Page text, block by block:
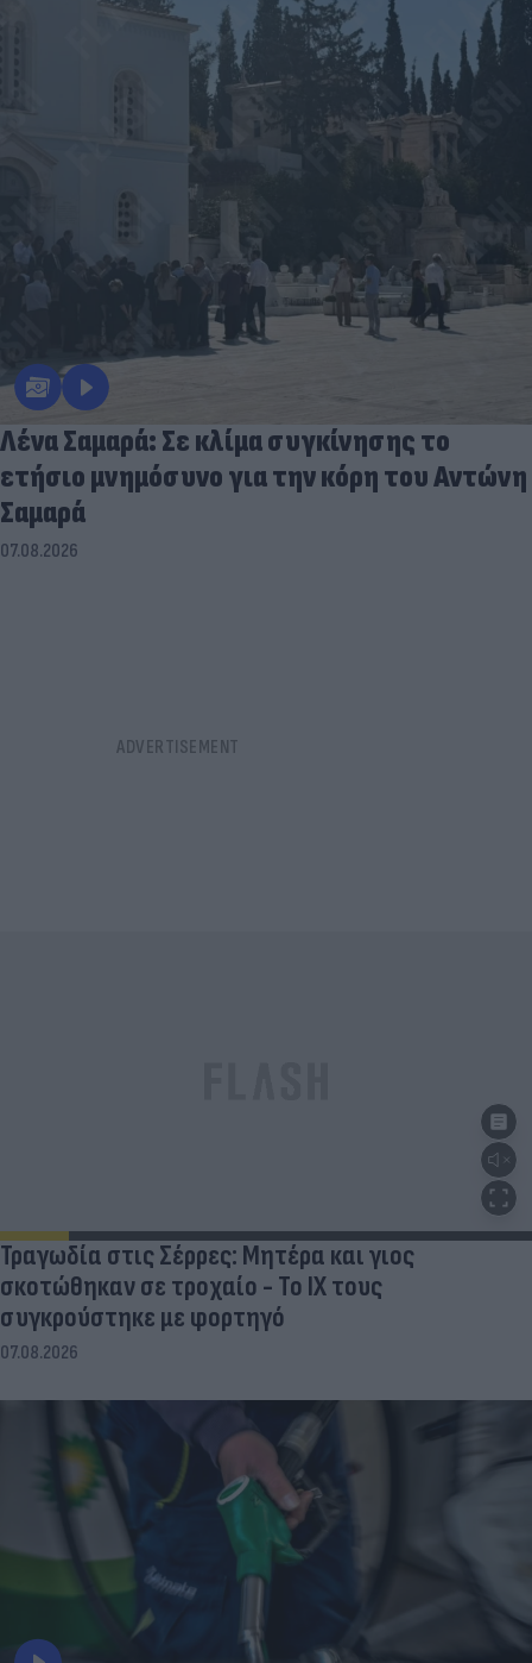
Λένα Σαμαρά: Σε κλίμα συγκίνησης το
ετήσιο μνημόσυνο για την κόρη του Αντώνη
Σαμαρά
07.08.2026
Τραγωδία στις Σέρρες: Μητέρα και γιος
σκοτώθηκαν σε τροχαίο - Το ΙΧ τους
συγκρούστηκε με φορτηγό
07.08.2026